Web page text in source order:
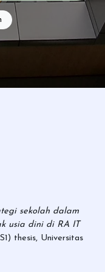
sekolah dalam
usia dini di RA IT
thesis, Universitas